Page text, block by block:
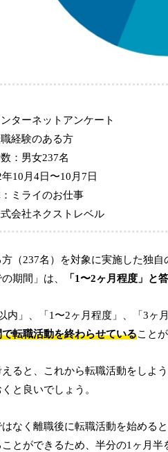
ターネットアンケート
経験のある方
：男女237名
10月4日〜10月7日
ミライのお仕事
会社ネクストレベル
（237名）を対象に実施した独
期間」は、
「1〜2ヶ月程度」と
内」、「1〜2ヶ月程度」、「3ヶ
転職活動を終わらせていること
ると、これから転職活動をしよ
と良いでしょう。
はなく離職後に転職活動を始める
とができるため、半分の1ヶ月半